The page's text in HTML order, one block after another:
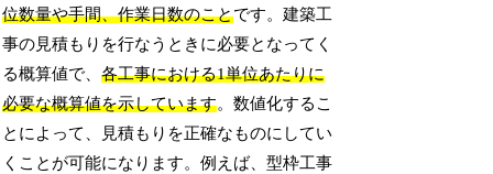
位数量や手間、作業日数のことです。建築工
事の見積もりを行なうときに必要となってく
る概算値で、各工事における1単位あたりに
必要な概算値を示しています。数値化するこ
とによって、見積もりを正確なものにしてい
くことが可能になります。例えば、型枠工事